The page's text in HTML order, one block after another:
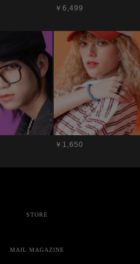
￥6,499
￥1,650
STORE
MAIL MAGAZINE